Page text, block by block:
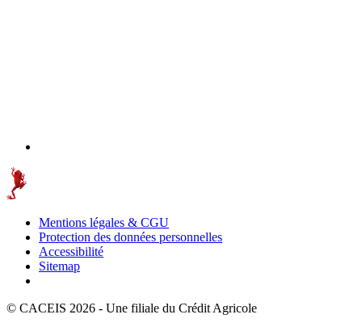
Mentions légales & CGU
Protection des données personnelles
Accessibilité
Sitemap
© CACEIS 2026 - Une filiale du Crédit Agricole